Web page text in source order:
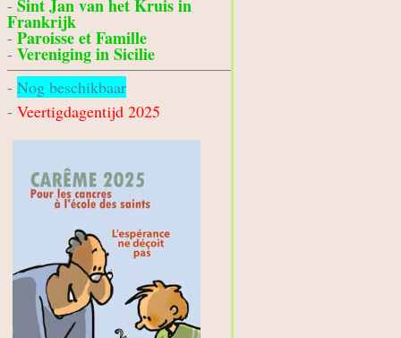
- Sint Jan van het Kruis in
Frankrijk
- Paroisse et Famille
- Vereniging in Sicilie
- Nog beschikbaar
- Veertigdagentijd 2025